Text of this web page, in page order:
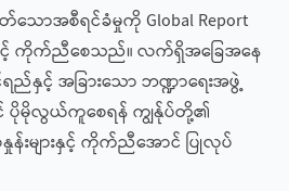
ောအစီရင်ခံမှုကို Global Report
ားနှင့် ကိုက်ညီစေသည်။ လက်ရှိအခြေအနေ
နှင့် အခြားသော ဘဏ္ဍာရေးအဖွဲ့
င် ပိုမိုလွယ်ကူစေရန် ကျွန်ုပ်တို့၏
းများနှင့် ကိုက်ညီအောင် ပြုလုပ်